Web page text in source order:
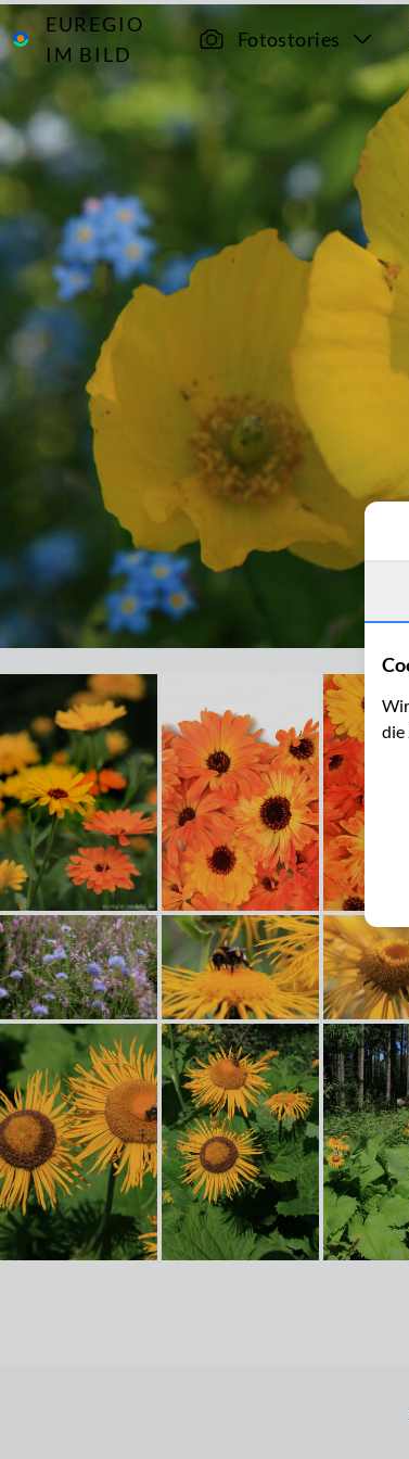
EUREGIO
IM BILD
Fotostories
Archiv
die